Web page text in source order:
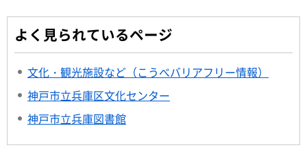
よく見られているページ
文化・観光施設など（こうべバリアフリー情報）
神戸市立兵庫区文化センター
神戸市立兵庫図書館